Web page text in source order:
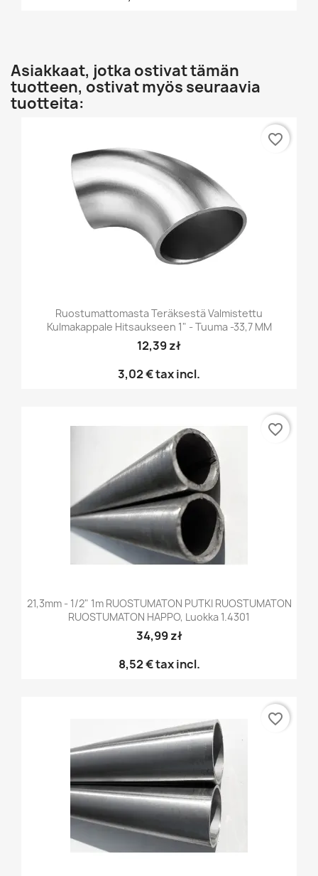
Asiakkaat, jotka ostivat tämän
tuotteen, ostivat myös seuraavia
tuotteita:
Ruostumattomasta Teräksestä Valmistettu
Kulmakappale Hitsaukseen 1" - Tuuma -33,7 MM
12,39 zł
3,02 €tax incl.
favorite_border
21,3mm - 1/2" 1m RUOSTUMATON PUTKI RUOSTUMATON
RUOSTUMATON HAPPO, Luokka 1.4301
34,99 zł
8,52 €tax incl.
favorite_border
favorite_border